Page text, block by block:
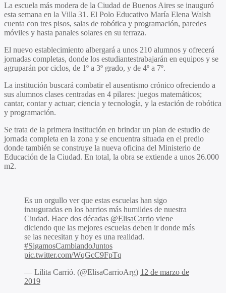
La escuela más modera de la Ciudad de Buenos Aires se inauguró
esta semana en la Villa 31. El Polo Educativo María Elena Walsh
cuenta con tres pisos, salas de robótica y programación, paredes
móviles y hasta panales solares en su terraza.
El nuevo establecimiento albergará a unos 210 alumnos y ofrecerá
jornadas completas, donde los estudiantestrabajarán en equipos y se
agruparán por ciclos, de 1º a 3º grado, y de 4º a 7º.
La institución buscará combatir el ausentismo crónico ofreciendo a
sus alumnos clases centradas en 4 pilares: juegos matemáticos;
cantar, contar y actuar; ciencia y tecnología, y la estación de robótica
y programación.
Se trata de la primera institución en brindar un plan de estudio de
jornada completa en la zona y se encuentra situada en el predio
donde también se construye la nueva oficina del Ministerio de
Educación de la Ciudad. En total, la obra se extiende a unos 26.000
m2.
Es un orgullo ver que estas escuelas han sigo
inauguradas en los barrios más humildes de nuestra
Ciudad. Hace dos décadas @ElisaCarrio viene
diciendo que las mejores escuelas deben ir donde más
se las necesitan y hoy es una realidad.
#SigamosCambiandoJuntos
pic.twitter.com/WqGcC9FpTq
— Lilita Carrió. (@ElisaCarrioArg) 12 de marzo de
2019